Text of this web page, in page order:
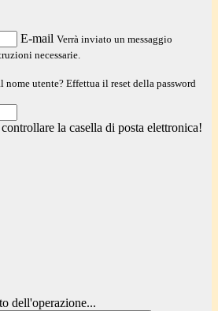
E-mail Verrà inviato un messaggio
necessarie.
nome utente? Effettua il reset della password
la casella di posta elettronica!
dell'operazione...